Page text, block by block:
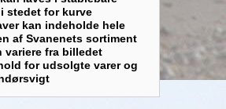
stedet for kurve
kan indeholde hele
af Svanenets sortiment
variere fra billedet
for udsolgte varer og